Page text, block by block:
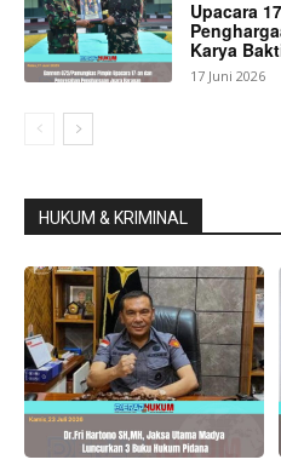
Upacara
Karya
17 Juni 2026
HUKUM & KRIMINAL